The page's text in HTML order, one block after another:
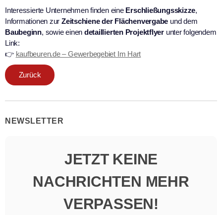
Interessierte Unternehmen finden eine Erschließungsskizze,
Informationen zur Zeitschiene der Flächenvergabe und dem
Baubeginn, sowie einen detaillierten Projektflyer unter folgendem
Link:
👉 kaufbeuren.de – Gewerbegebiet Im Hart
Zurück
NEWSLETTER
JETZT KEINE
NACHRICHTEN MEHR
VERPASSEN!